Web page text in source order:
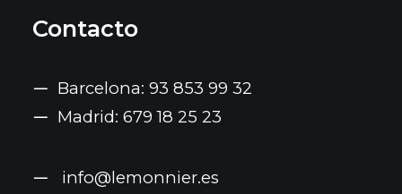
Contacto
Barcelona: 93 853 99 32
Madrid: 679 18 25 23
info@lemonnier.es